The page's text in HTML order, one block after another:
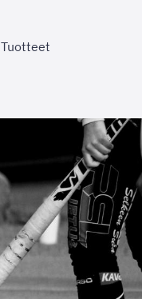
Tuotteet